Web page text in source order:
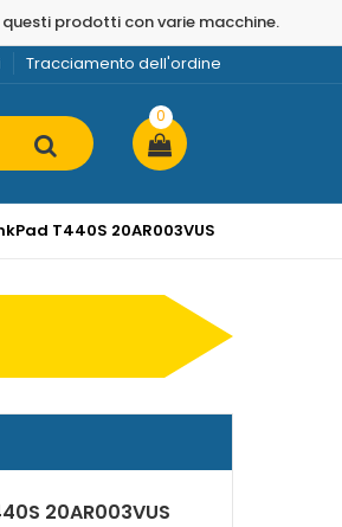
prodotti con varie macchine.
Tracciamento dell'ordine
0
T440S 20AR003VUS
20AR003VUS